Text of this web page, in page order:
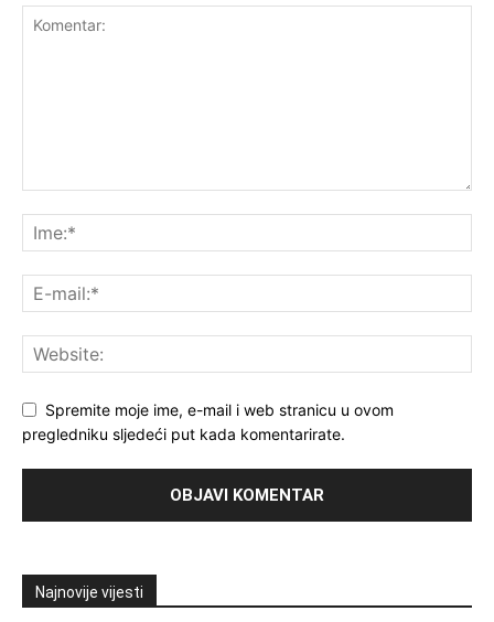
Spremite moje ime, e-mail i web stranicu u ovom
pregledniku sljedeći put kada komentarirate.
Najnovije vijesti